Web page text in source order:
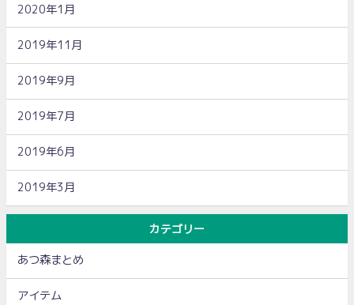
2020年1月
2019年11月
2019年9月
2019年7月
2019年6月
2019年3月
カテゴリー
あつ森まとめ
アイテム